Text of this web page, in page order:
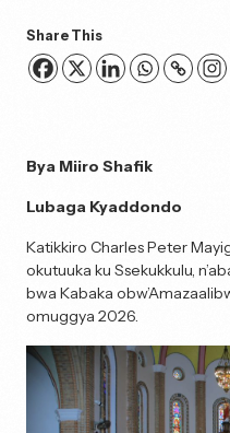
Share This
Bya Miiro Shafik
Lubaga Kyaddondo
Katikkiro Charles Peter
okutuuka ku Ssekukkulu,
bwa Kabaka
omuggya 2026.